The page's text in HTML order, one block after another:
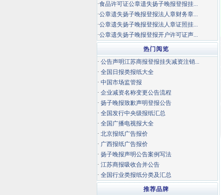
·食品许可证公章遗失扬子晚报登报挂...
·公章遗失扬子晚报登报法人章财务章...
·公章遗失扬子晚报登报法人章证照挂...
·公章遗失扬子晚报登报开户许可证声...
热门阅览
· 公告声明江苏商报登报挂失减资注销...
· 全国日报类报纸大全
· 中国市场监管报
· 企业减资名称变更公告流程
· 扬子晚报致歉声明登报公告
· 全国发行中央级报纸汇总
· 全国广播电视报大全
· 北京报纸广告报价
· 广西报纸广告报价
· 扬子晚报声明公告案例写法
· 江苏商报吸收合并公告
· 全国行业类报纸分类及汇总
推荐品牌